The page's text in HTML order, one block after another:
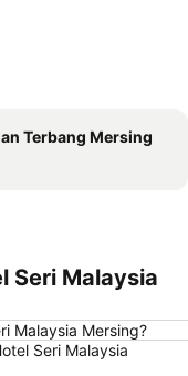
Terbang Mersing
Seri Malaysia
Malaysia Mersing?
Seri Malaysia